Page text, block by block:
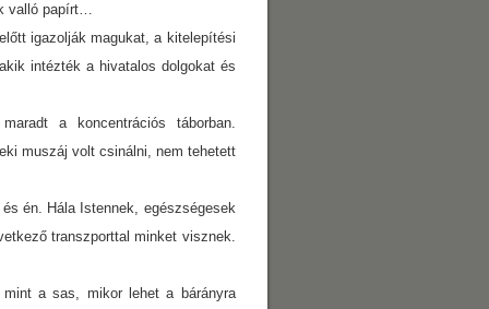
valló papírt…
igazolják magukat, a kitelepítési
intézték a hivatalos dolgokat és
a koncentrációs táborban.
muszáj volt csinálni, nem tehetett
én. Hála Istennek, egészségesek
transzporttal minket visznek.
a sas, mikor lehet a bárányra